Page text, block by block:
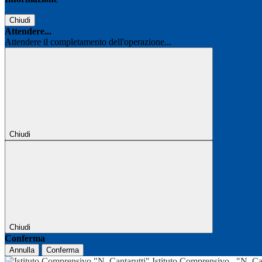
Chiudi
Attendere...
Attendere il completamento dell'operazione...
Chiudi
Chiudi
Conferma
Annulla Conferma